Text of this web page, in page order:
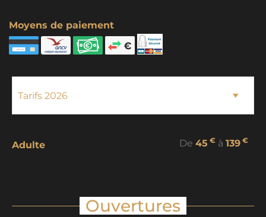
Moyens de paiement
Adulte De 45 € à 139 €
Ouvertures